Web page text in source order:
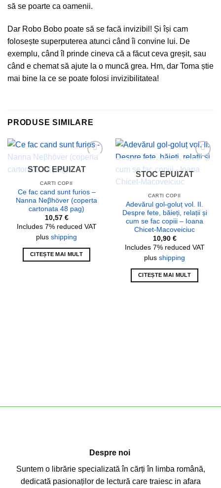
să se poarte ca oamenii.
Dar Robo Bobo poate să se facă invizibil! Și își cam
folosește superputerea atunci când îi convine lui. De
exemplu, când îl prinde cineva că a făcut ceva greșit, sau
când e chemat să ajute la o muncă grea. Hm, dar Toma știe
mai bine la ce se poate folosi invizibilitatea!
PRODUSE SIMILARE
STOC EPUIZAT
CARTI COPII
Ce fac cand sunt furios –
Nanna Neβhöver (coperta
cartonata 48 pag)
10,57 €
Includes 7% reduced VAT
plus shipping
CITEȘTE MAI MULT
Add to
wishlist
STOC EPUIZAT
CARTI COPII
Adevărul gol-goluț vol. II.
Despre fete, băieți, relații și
cum se fac copiii – Ioana
Chicet-Macoveiciuc
10,90 €
Includes 7% reduced VAT
plus shipping
CITEȘTE MAI MULT
Despre noi
Suntem o librărie specializată în cărți în limba română,
dedicată pasionaților de lectură care traiesc in afara